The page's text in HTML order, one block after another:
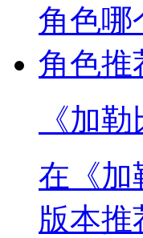
《加
在《加
版本